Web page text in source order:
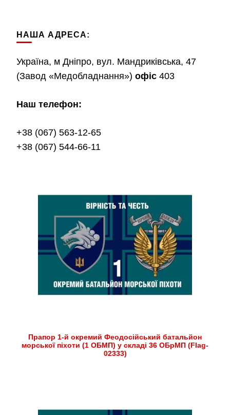
НАША АДРЕСА:
Україна, м Дніпро, вул. Мандриківська, 47
(Завод «Медобладнання») офіс 403
Наш телефон:
+38 (067) 563-12-65
+38 (067) 544-66-11
Прапор 1-й окремий Феодосійський батальйон
морської піхоти (1 ОБМП) у складі 36 ОБрМП (Flag-
02333)